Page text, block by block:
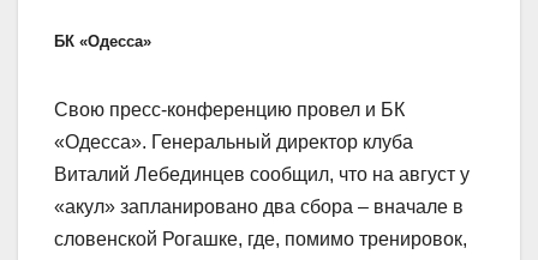
БК «Одесса»
Свою пресс-конференцию провел и БК
«Одесса». Генеральный директор клуба
Виталий Лебединцев сообщил, что на август у
«акул» запланировано два сбора – вначале в
словенской Рогашке, где, помимо тренировок,